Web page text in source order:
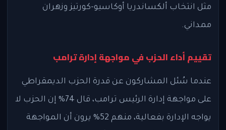
مثل انتخاب ألكساندريا أوكاسيو-كورتيز وزهران
ممداني.
تقييم أداء الحزب في مواجهة إدارة ترامب
عندما سُئل المشاركون عن قدرة الحزب الديمقراطي
على مواجهة إدارة الرئيس ترامب، قال 74% إن الحزب لا
يواجه الإدارة بفعالية، منهم 52% يرون أن المواجهة